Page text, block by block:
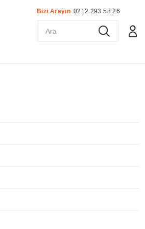
Bizi Arayın 0212 293 58 26